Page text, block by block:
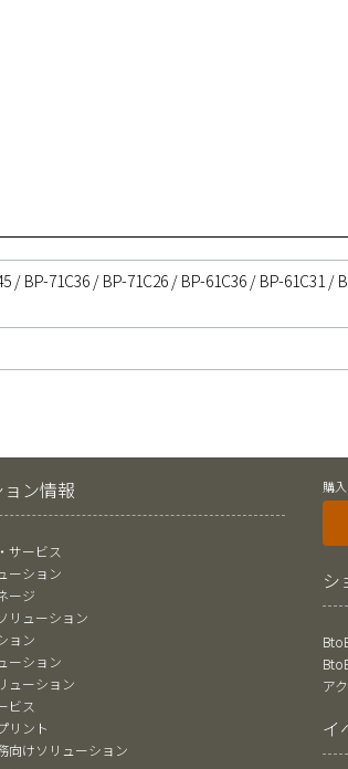
/ BP-71C36 / BP-71C26 / BP-61C36 / BP-61C31 /
ン情報
サービス
ーション
ージ
リューション
ョン
ーション
ューション
ビス
リント
向けソリューション
購
シ
ア
イ